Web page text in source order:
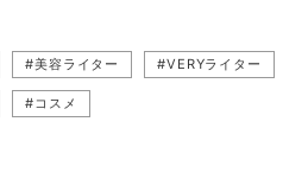
#美容ライター #VERYライター
#コスメ